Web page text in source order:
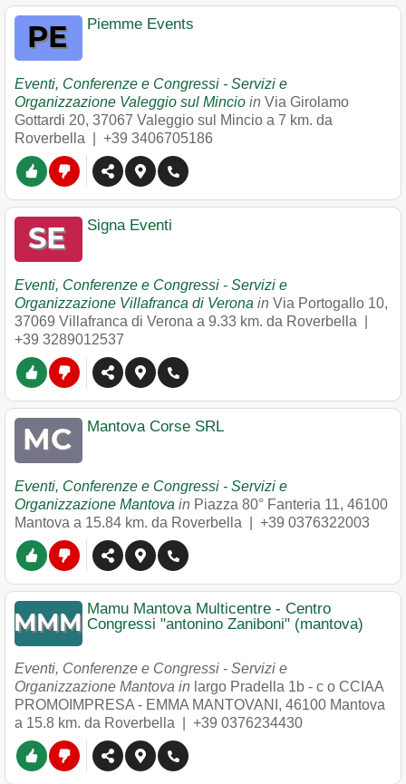
Piemme Events
Eventi, Conferenze e Congressi - Servizi e
Organizzazione Valeggio sul Mincio in Via Girolamo
Gottardi 20, 37067 Valeggio sul Mincio a 7 km. da
Roverbella | +39 3406705186
Signa Eventi
Eventi, Conferenze e Congressi - Servizi e
Organizzazione Villafranca di Verona in Via Portogallo 10,
37069 Villafranca di Verona a 9.33 km. da Roverbella |
+39 3289012537
Mantova Corse SRL
Eventi, Conferenze e Congressi - Servizi e
Organizzazione Mantova in Piazza 80° Fanteria 11, 46100
Mantova a 15.84 km. da Roverbella | +39 0376322003
Mamu Mantova Multicentre - Centro
Congressi "antonino Zaniboni" (mantova)
Eventi, Conferenze e Congressi - Servizi e
Organizzazione Mantova in largo Pradella 1b - c o CCIAA
PROMOIMPRESA - EMMA MANTOVANI , 46100 Mantova
a 15.8 km. da Roverbella | +39 0376234430